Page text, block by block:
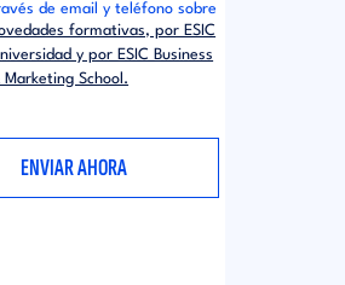
de email y teléfono sobre
formativas, por ESIC
y por ESIC Business
Marketing School.